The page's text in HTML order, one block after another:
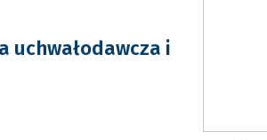
uchwałodawcza i